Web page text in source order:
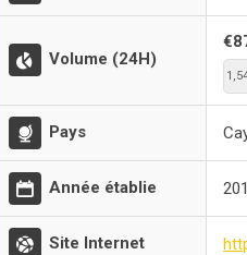
Volume (24H)
Pays
Année établie
Site Internet